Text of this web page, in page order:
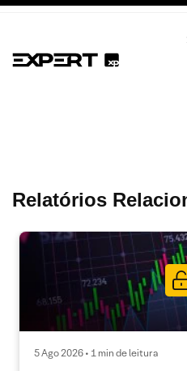
Relatórios
5 Ago 2026 • 1 min de leitura